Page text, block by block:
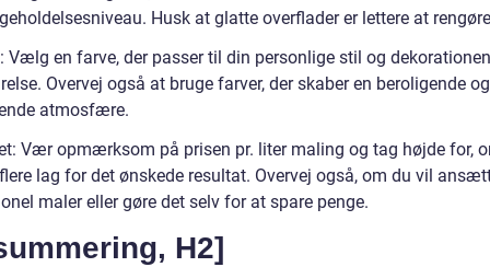
Husk at glatte overflader er lettere at
Vælg en farve, der passer til din personlige stil og
Overvej også at bruge farver, der skaber en beroligende og
atmosfære.
Vær opmærksom på prisen pr. liter maling og tag højde for,
lag for det ønskede resultat. Overvej også, om du vil
maler eller gøre det selv for at spare penge.
H2]